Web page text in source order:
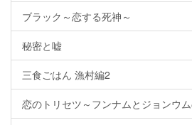
ブラック～恋する死神～
秘密と嘘
三食ごはん 漁村編2
恋のトリセツ～フンナムとジョンウ